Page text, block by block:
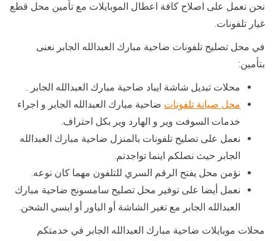
نحن نعمل على اصلاح كافة اعطال الموبايلات مع تأمين محل قطع
غيار تلفونات.
في محل تصليح تلفونات ضاحية مبارك العبدالله الجابر نعنى
بتأمين:
محلات تبديل شاشة ايباد ضاحية مبارك العبدالله الجابر .
محل صيانة تلفونات ضاحية مبارك العبدالله الجابر و اجراء
خدمات السوفت وير و الهارد وير بكل احتراف.
نعمل على تصليح تلفونات بالمنزل ضاحية مبارك العبدالله
الجابر حيث نصلكم اينما تواجدتم.
نؤمن محل يفتح الرقم السري للتلفون مهما كان نوعه.
نعمل أيضا على توفير محل تصليح سامسونج ضاحية مبارك
العبدالله الجابر مع تغير الشاشة أو الباور أو ايسي الشحن.
محلات موبايلات ضاحية مبارك العبدالله الجابر في خدمتكم